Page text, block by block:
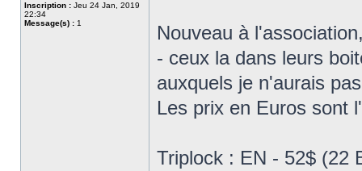
Inscription : Jeu 24 Jan, 2019
22:34
Message(s) : 1
Nouveau à
- ceux la dans leurs
auxquels je n'aurais
Les prix en Euros sont
Triplock : EN - 52$ (22